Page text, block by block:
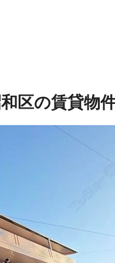
区の賃貸物